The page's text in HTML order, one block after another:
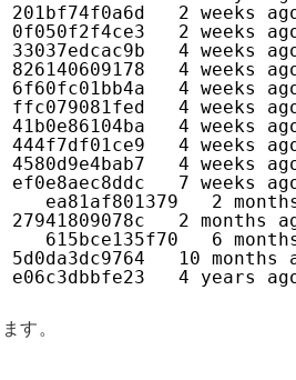
2 weeks ago
0f050f2f4ce3   2 weeks ago
4 weeks ago
4 weeks ago
4 weeks ago
ffc079081fed   4 weeks ago
4 weeks ago
4 weeks ago
4 weeks ago
7 weeks ago
ea81af801379   2
2 months
615bce135f70   6
10 months
4 years ago
す。